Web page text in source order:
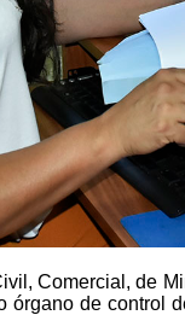
Comercial, de
órgano de